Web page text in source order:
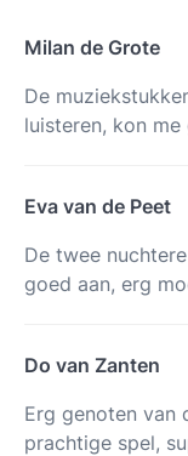
Milan de Grote
De
luisteren, kon
Eva van de Peet
De twee
goed aan, erg
Do van Zanten
Erg genoten van
prachtige spel,